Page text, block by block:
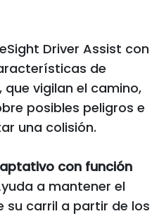
Driver Assist con
de
vigilan el camino,
posibles peligros e
una colisión.
con función
a mantener el
su carril a partir de los